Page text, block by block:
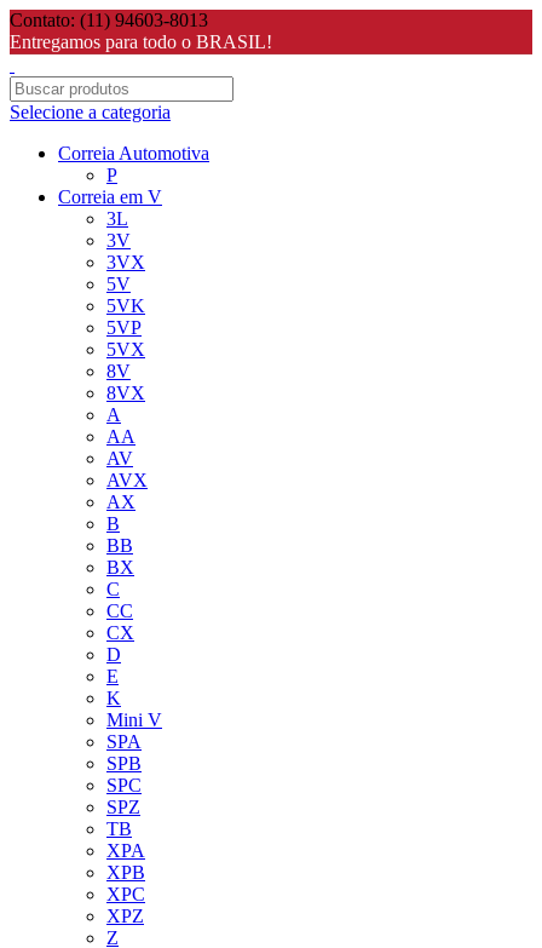
Contato: (11) 94603-8013
Entregamos para todo o BRASIL!
Selecione a categoria
Correia Automotiva
P
Correia em V
3L
3V
3VX
5V
5VK
5VP
5VX
8V
8VX
A
AA
AV
AVX
AX
B
BB
BX
C
CC
CX
D
E
K
Mini V
SPA
SPB
SPC
SPZ
TB
XPA
XPB
XPC
XPZ
Z